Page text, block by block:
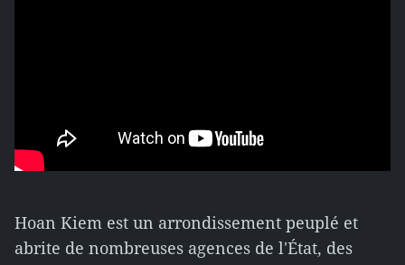
Hoan Kiem est un arrondissement peuplé et
abrite de nombreuses agences de l'État, des